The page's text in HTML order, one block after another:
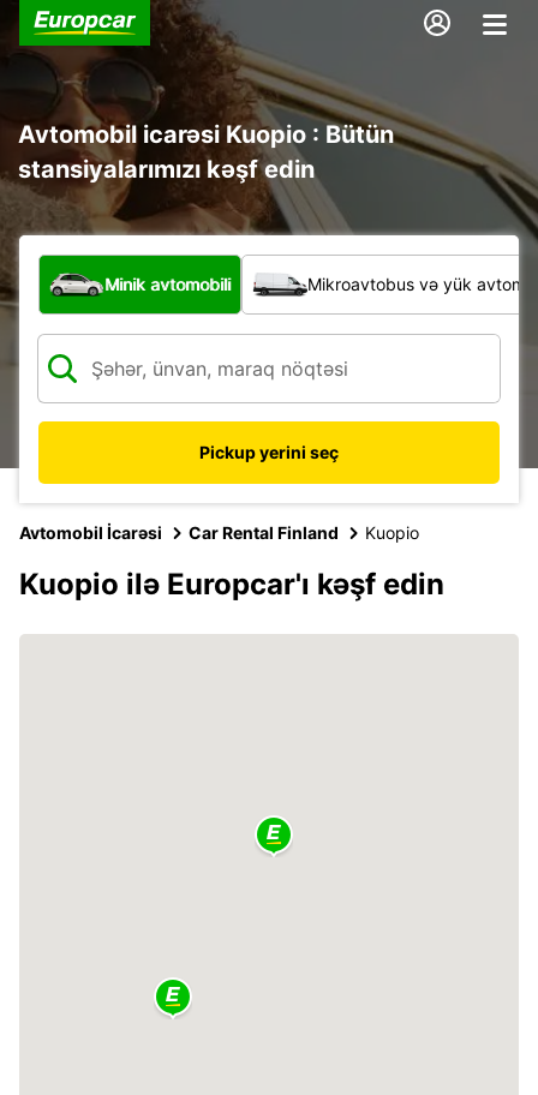
Avtomobil icarəsi Kuopio : Bütün
stansiyalarımızı kəşf edin
Hansı növ nəqliyyat vasitəsi?
Minik avtomobili Mikroavtobus və yük
Pickup yerini seç
Avtomobil İcarəsi Car Rental Finland Kuopio
Kuopio ilə Europcar'ı kəşf edin